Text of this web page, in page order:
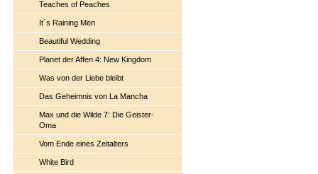
Teaches of Peaches
It´s Raining Men
Beautiful Wedding
Planet der Affen 4: New Kingdom
Was von der Liebe bleibt
Das Geheimnis von La Mancha
Max und die Wilde 7: Die Geister-
Oma
Vom Ende eines Zeitalters
White Bird